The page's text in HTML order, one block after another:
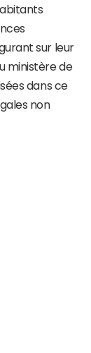
sur leur
ministère de
dans ce
non